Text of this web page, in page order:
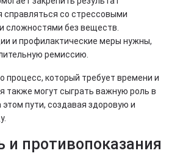
справляться со стрессовыми
сложностями без веществ.
и профилактические меры нужны,
ремиссию.
процесс, который требует времени и
также могут сыграть важную роль в
пути, создавая здоровую и
и противопоказания